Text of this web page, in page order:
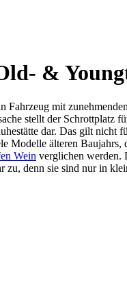
&
Fahrzeug mit
stellt der Schrottplatz
dar. Das gilt nicht
Modelle älteren Baujahrs,
Wein verglichen werden.
zu, denn sie sind nur in